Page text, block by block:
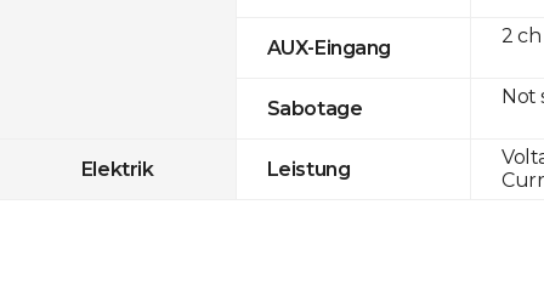
AUX-Eingang
Sabotage
Elektrik Leistung
2
Not